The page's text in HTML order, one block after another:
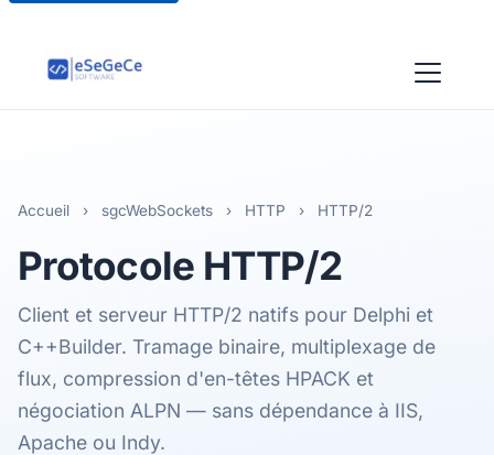
Accueil › sgcWebSockets › HTTP › HTTP/2
Protocole HTTP/2
Client et serveur HTTP/2 natifs pour Delphi et
C++Builder. Tramage binaire, multiplexage de
flux, compression d'en-têtes HPACK et
négociation ALPN — sans dépendance à IIS,
Apache ou Indy.